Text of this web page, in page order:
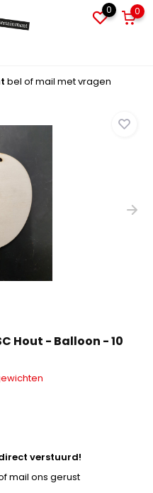
0 0
bel of mail met vragen
Hout - Balloon - 10
verstuurd!
mail ons gerust